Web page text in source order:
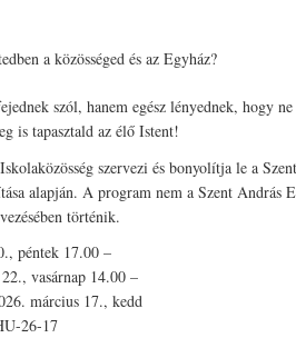
a közösséged és az Egyház?
szól, hanem egész lényednek, hogy
is tapasztald az élő Istent!
szervezi és bonyolítja le a
alapján. A program nem a Szent András
történik.
péntek 17.00 –
vasárnap 14.00 –
március 17., kedd
26-17